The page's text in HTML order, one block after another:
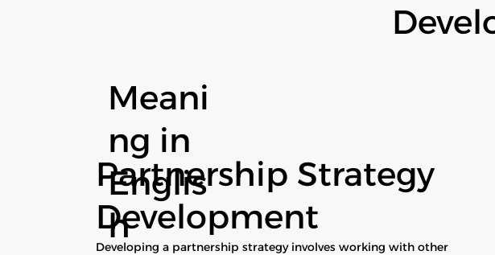
Meani
ng in
Englis
h
Partnership Strategy
Development
Developing a partnership strategy involves working with other